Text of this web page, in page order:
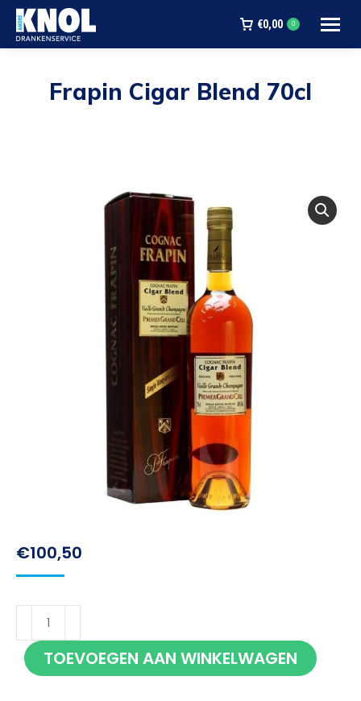
€0,00 0
Frapin Cigar Blend 70cl
€100,50
Frapin
Cigar
BlendTOEVOEGEN AAN WINKELWAGEN